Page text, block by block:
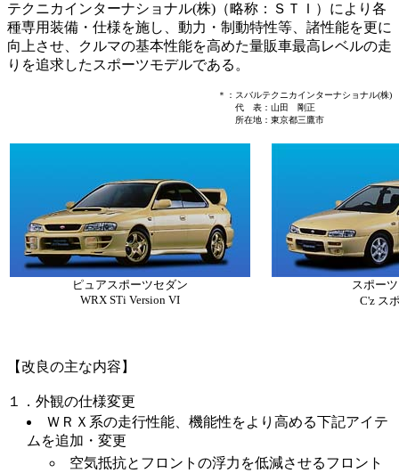
テクニカインターナショナル(株)（略称：ＳＴＩ）により各
種専用装備・仕様を施し、動力・制動特性等、諸性能を更に
向上させ、クルマの基本性能を高めた量販車最高レベルの走
りを追求したスポーツモデルである。
＊： スバルテクニカインターナショナル(株)
代 表：山田 剛正
所在地：東京都三鷹市
ピュアスポーツセダン
WRX STi Version VI
スポー
C'z ス
【改良の主な内容】
１．外観の仕様変更
ＷＲＸ系の走行性能、機能性をより高める下記アイテ
ムを追加・変更
空気抵抗とフロントの浮力を低減させるフロント